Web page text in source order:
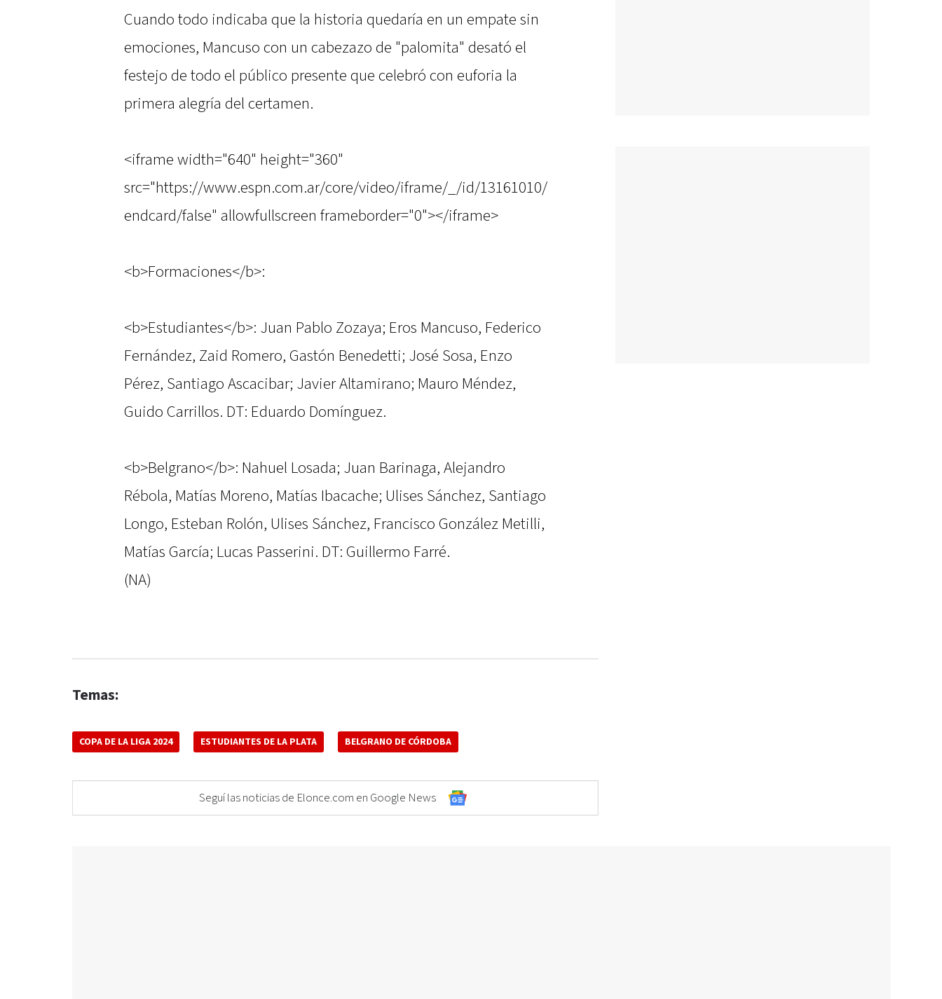
Cuando todo indicaba que la historia quedaría en un empate sin
emociones, Mancuso con un cabezazo de "palomita" desató el
festejo de todo el público presente que celebró con euforia la
primera alegría del certamen.
<iframe width="640" height="360"
src="https://www.espn.com.ar/core/video/iframe/_/id/13161010/
endcard/false" allowfullscreen frameborder="0"></iframe>
<b>Formaciones</b>:
<b>Estudiantes</b>: Juan Pablo Zozaya; Eros Mancuso, Federico
Fernández, Zaid Romero, Gastón Benedetti; José Sosa, Enzo
Pérez, Santiago Ascacibar; Javier Altamirano; Mauro Méndez,
Guido Carrillos. DT: Eduardo Domínguez.
<b>Belgrano</b>: Nahuel Losada; Juan Barinaga, Alejandro
Rébola, Matías Moreno, Matías Ibacache; Ulises Sánchez, Santiago
Longo, Esteban Rolón, Ulises Sánchez, Francisco González Metilli,
Matías García; Lucas Passerini. DT: Guillermo Farré.
(NA)
Temas:
COPA DE LA LIGA 2024 ESTUDIANTES DE LA PLATA BELGRANO DE CÓRDOBA
Seguí las noticias de Elonce.com en Google News